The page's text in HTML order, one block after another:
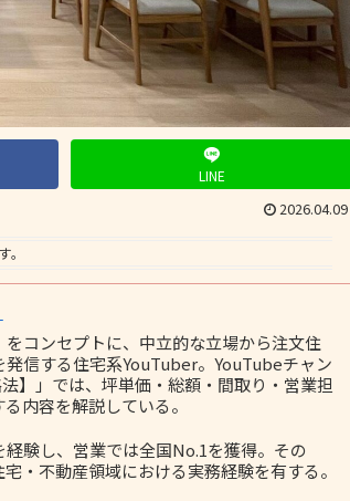
LINE
2026.04.09
コンセプトに、中立的な立場から注文住
信する住宅系YouTuber。YouTubeチャン
】」では、坪単価・総額・間取り・営業担
内容を解説している。
験し、営業では全国No.1を獲得。その
・不動産領域における実務経験を有する。